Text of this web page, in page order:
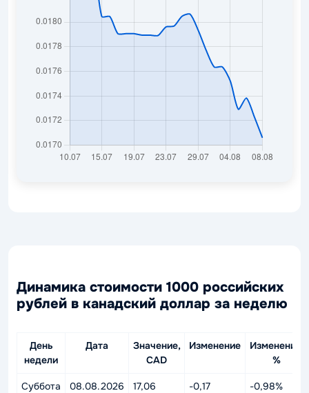
Динамика стоимости 1000 российских
рублей в канадский доллар за неделю
День
недели
Дата
Значение,
CAD
Изменение
Изменение,
%
Суббота 08.08.2026 17,06 -0,17 -0,98%